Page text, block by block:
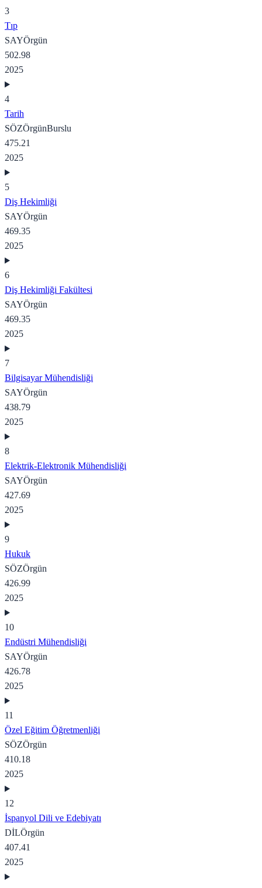
3
Tıp
SAYÖrgün
502.98
2025
4
Tarih
SÖZÖrgünBurslu
475.21
2025
5
Diş Hekimliği
SAYÖrgün
469.35
2025
6
Diş Hekimliği Fakültesi
SAYÖrgün
469.35
2025
7
Bilgisayar Mühendisliği
SAYÖrgün
438.79
2025
8
Elektrik-Elektronik Mühendisliği
SAYÖrgün
427.69
2025
9
Hukuk
SÖZÖrgün
426.99
2025
10
Endüstri Mühendisliği
SAYÖrgün
426.78
2025
11
Özel Eğitim Öğretmenliği
SÖZÖrgün
410.18
2025
12
İspanyol Dili ve Edebiyatı
DİLÖrgün
407.41
2025